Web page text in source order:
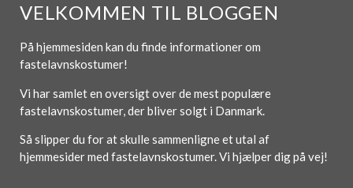
VELKOMMEN TIL BLOGGEN
På hjemmesiden kan du finde informationer om
fastelavnskostumer!
Vi har samlet en oversigt over de mest populære
fastelavnskostumer, der bliver solgt i Danmark.
Så slipper du for at skulle sammenligne et utal af
hjemmesider med fastelavnskostumer. Vi hjælper dig på vej!